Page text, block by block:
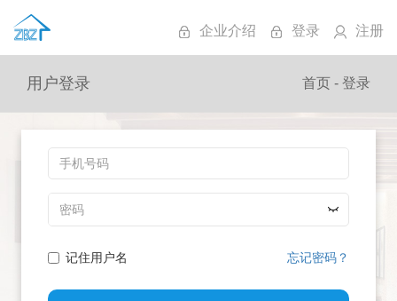
企业介绍 登录 注册
用户登录 首页 - 登录
记住用户名 忘记密码？